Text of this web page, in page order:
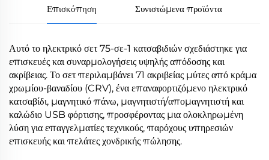
Επισκόπηση Συνιστώμενα προϊόντα
Αυτό το ηλεκτρικό σετ 75-σε-1 κατσαβιδιών σχεδιάστηκε για
επισκευές και συναρμολογήσεις υψηλής απόδοσης και
ακρίβειας. Το σετ περιλαμβάνει 71 ακριβείας μύτες από κράμα
χρωμίου-βαναδίου (CRV), ένα επαναφορτιζόμενο ηλεκτρικό
κατσαβίδι, μαγνητικό πάνω, μαγνητιστή/απομαγνητιστή και
καλώδιο USB φόρτισης, προσφέροντας μια ολοκληρωμένη
λύση για επαγγελματίες τεχνικούς, παρόχους υπηρεσιών
επισκευής και πελάτες χονδρικής πώλησης.